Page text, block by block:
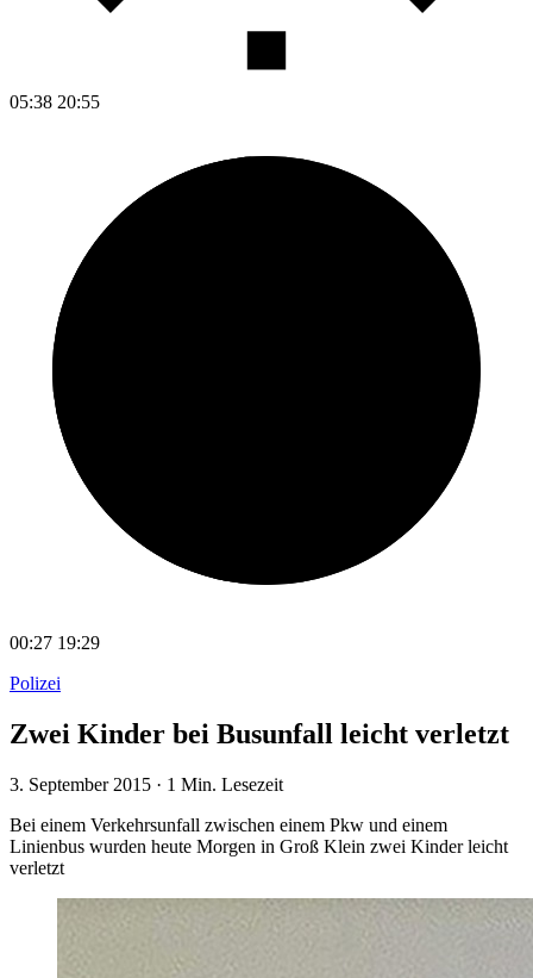
05:38 20:55
00:27 19:29
Polizei
Zwei Kinder bei Busunfall leicht verletzt
3. September 2015 · 1 Min. Lesezeit
Bei einem Verkehrsunfall zwischen einem Pkw und einem
Linienbus wurden heute Morgen in Groß Klein zwei Kinder leicht
verletzt